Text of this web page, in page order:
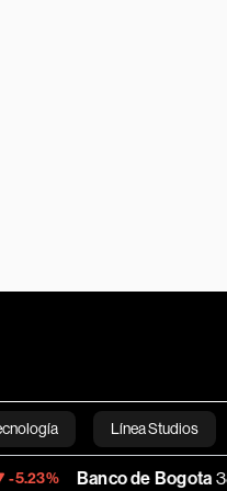
Línea Studios
English
Banco de Bogota 38,900.00